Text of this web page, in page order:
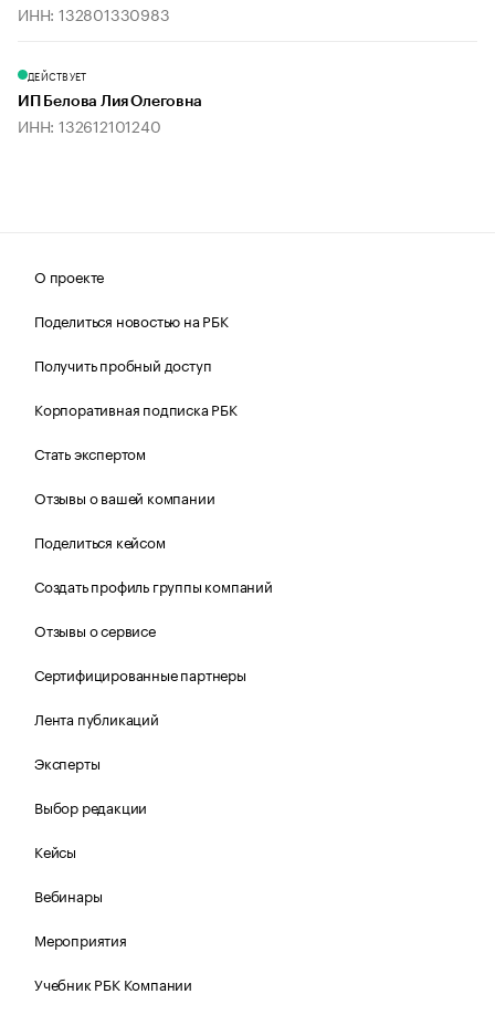
ИНН: 132801330983
ДЕЙСТВУЕТ
ИП Белова Лия Олеговна
ИНН: 132612101240
О проекте
Поделиться новостью на РБК
Получить пробный доступ
Корпоративная подписка РБК
Стать экспертом
Отзывы о вашей компании
Поделиться кейсом
Создать профиль группы компаний
Отзывы о сервисе
Сертифицированные партнеры
Лента публикаций
Эксперты
Выбор редакции
Кейсы
Вебинары
Мероприятия
Учебник РБК Компании